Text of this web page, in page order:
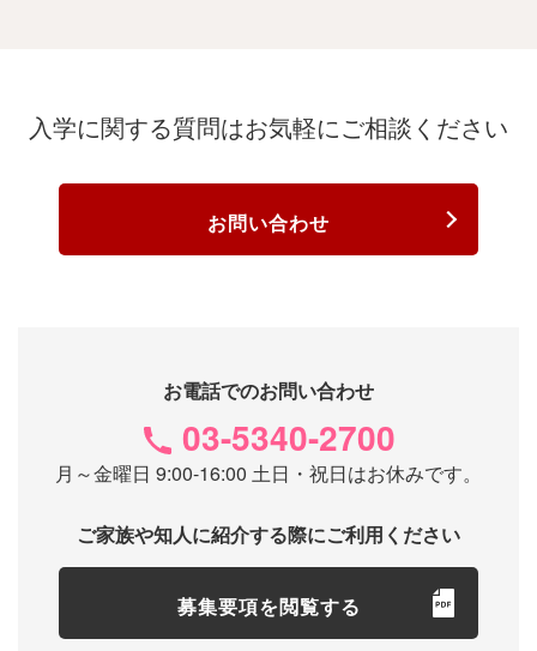
入学に関する質問はお気軽にご相談ください
お問い合わせ
お電話でのお問い合わせ
03-5340-2700
月～金曜日 9:00-16:00 土日・祝日はお休みです。
ご家族や知人に紹介する際にご利用ください
募集要項を閲覧する